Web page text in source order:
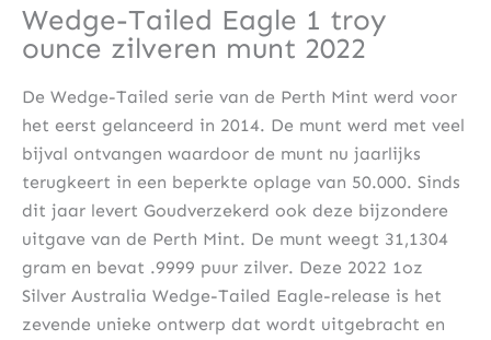
Wedge-Tailed Eagle 1 troy
ounce zilveren munt 2022
De Wedge-Tailed serie van de Perth Mint werd voor
het eerst gelanceerd in 2014. De munt werd met veel
bijval ontvangen waardoor de munt nu jaarlijks
terugkeert in een beperkte oplage van 50.000. Sinds
dit jaar levert Goudverzekerd ook deze bijzondere
uitgave van de Perth Mint. De munt weegt 31,1304
gram en bevat .9999 puur zilver. Deze 2022 1oz
Silver Australia Wedge-Tailed Eagle-release is het
zevende unieke ontwerp dat wordt uitgebracht en